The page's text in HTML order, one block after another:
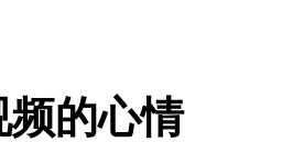
出招欲拱火的心情